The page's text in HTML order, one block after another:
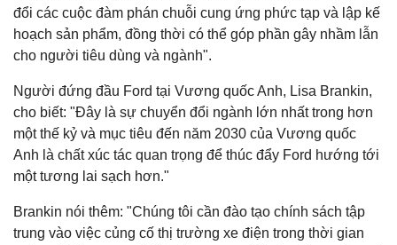
đổi các cuộc đàm phán chuỗi cung ứng phức tạp và lập kế
hoạch sản phẩm, đồng thời có thể góp phần gây nhầm lẫn
cho người tiêu dùng và ngành".
Người đứng đầu Ford tại Vương quốc Anh, Lisa Brankin,
cho biết: "Đây là sự chuyển đổi ngành lớn nhất trong hơn
một thế kỷ và mục tiêu đến năm 2030 của Vương quốc
Anh là chất xúc tác quan trọng để thúc đẩy Ford hướng tới
một tương lai sạch hơn."
Brankin nói thêm: "Chúng tôi cần đào tạo chính sách tập
trung vào việc củng cố thị trường xe điện trong thời gian